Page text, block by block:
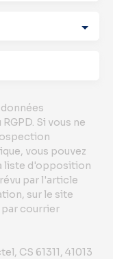
Si vous ne
vous pouvez
liste d'opposition
par l'article
sur le site
courrier
CS 61311, 41013